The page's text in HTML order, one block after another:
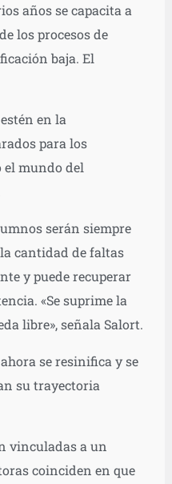
años se capacita a
los procesos de
baja. El
en la
para los
el mundo del
serán siempre
cantidad de faltas
y puede recuperar
«Se suprime la
libre», señala Salort.
se resinifica y se
su trayectoria
vinculadas a un
coinciden en que